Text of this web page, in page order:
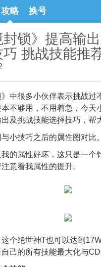
攻略 换号
封锁》提高输
挑战技能推
》中很多小伙伴表示挑战过
本不够用，不用着急，今天
及挑战技能选择技巧，帮
小技巧之后的属性图对比。
的属性好坏，这只是一个
意看我属性的提升。
个绝世神T也可以达到
己的所有技能最大化与CD